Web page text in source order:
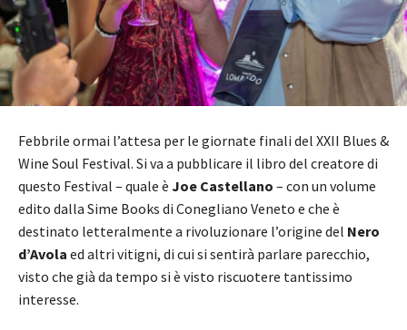
Febbrile ormai l’attesa per le giornate finali del XXII Blues &
Wine Soul Festival. Si va a pubblicare il libro del creatore di
questo Festival – quale è Joe Castellano – con un volume
edito dalla Sime Books di Conegliano Veneto e che è
destinato letteralmente a rivoluzionare l’origine del Nero
d’Avola ed altri vitigni, di cui si sentirà parlare parecchio,
visto che già da tempo si è visto riscuotere tantissimo
interesse.